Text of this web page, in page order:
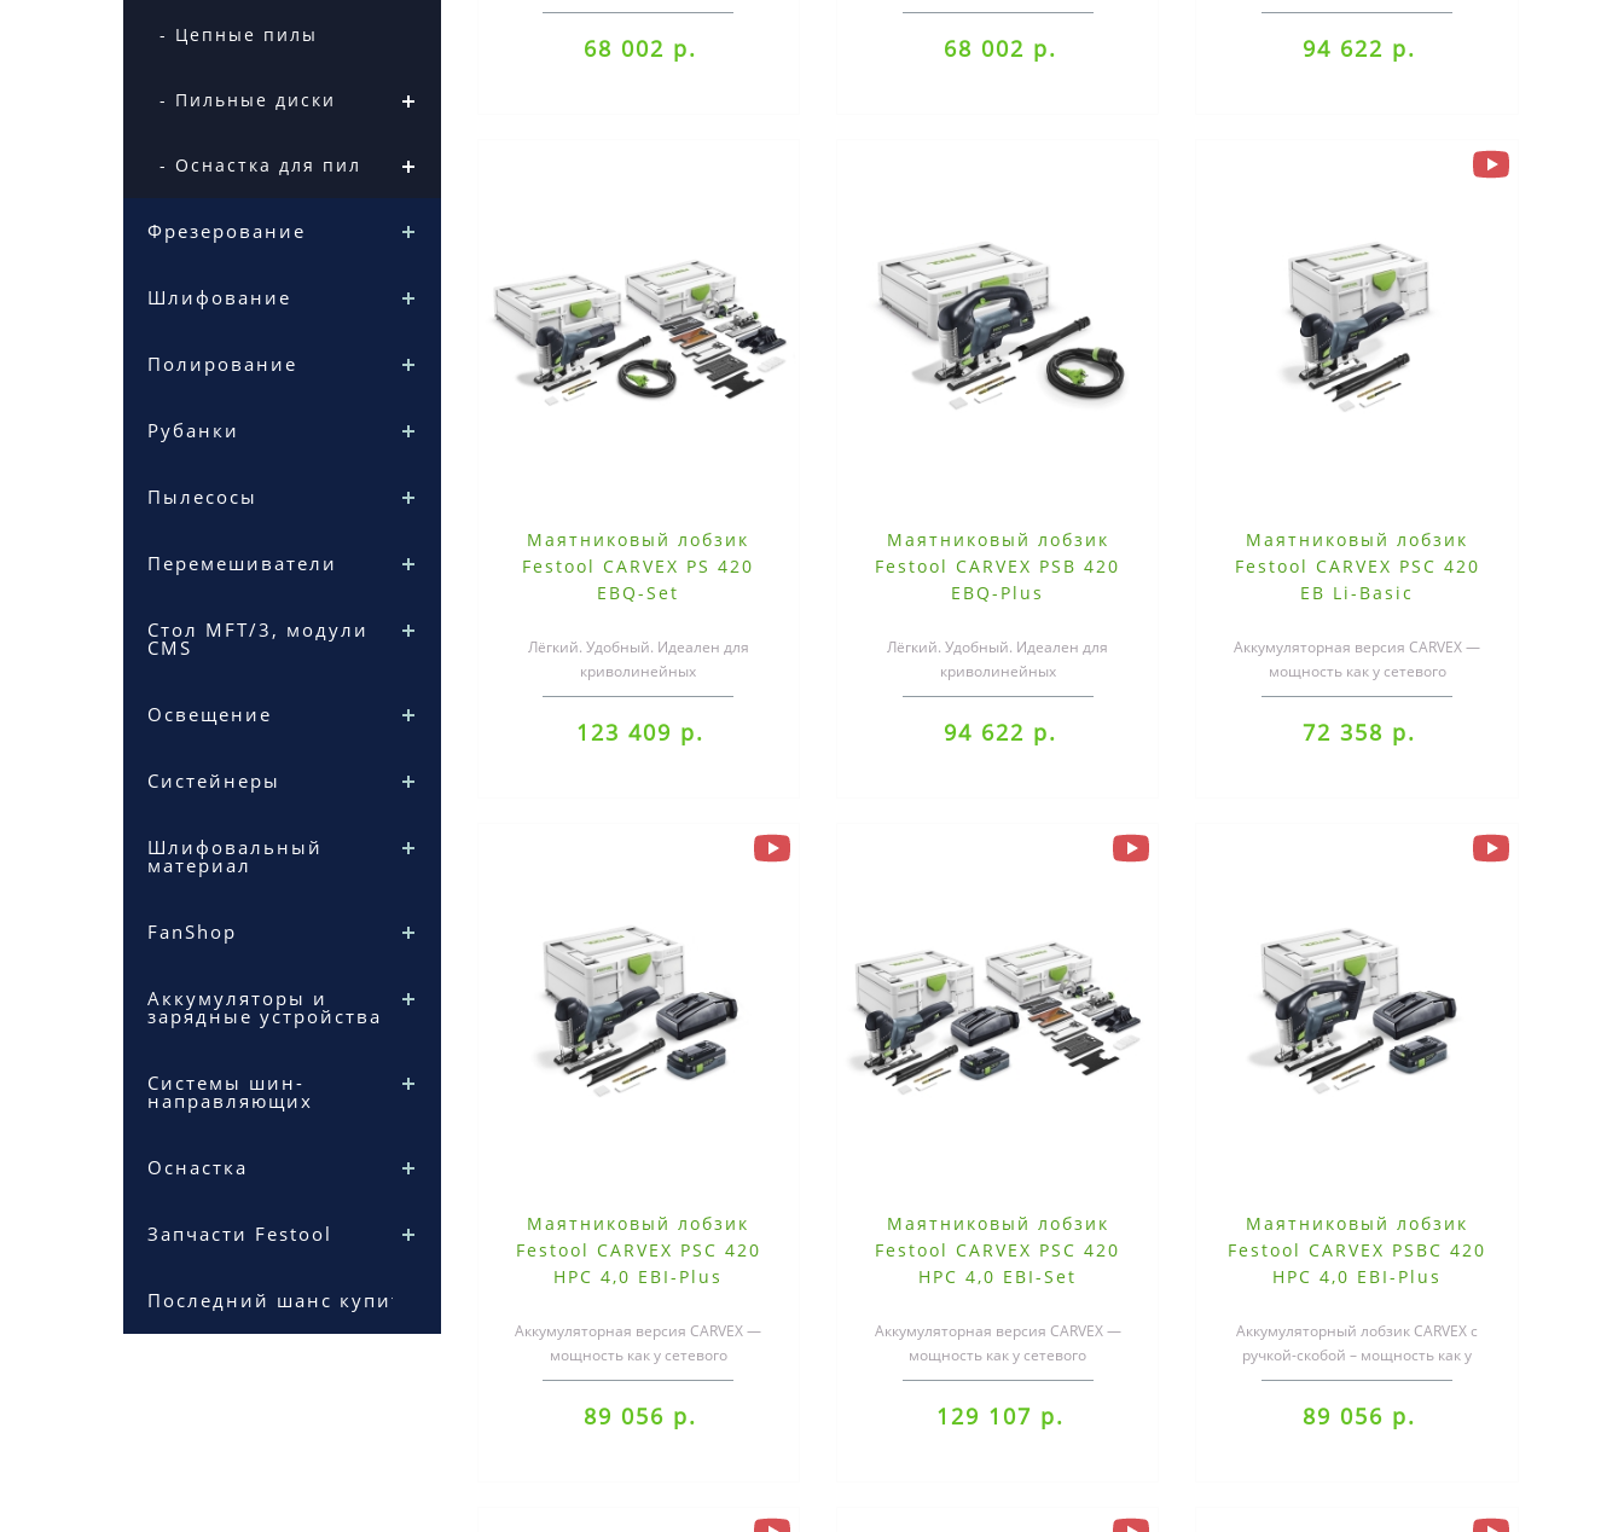
- Цепные пилы
- Пильные диски
- Оснастка для пил
Фрезерование
Шлифование
Полирование
Рубанки
Пылесосы
Перемешиватели
Стол MFT/3, модули
CMS
Освещение
Систейнеры
Шлифовальный
материал
FanShop
Аккумуляторы и
зарядные устройства
Системы шин-
направляющих
Оснастка
Запчасти Festool
Последний шанс купить
применения.Маятниковые лобзики
TRION — прочность, мощность..
68 002 р.
применения.Маятниковые лобзики
TRION — прочность, мощность..
68 002 р.
пропилов.Эргономичный, лёгкий и
удобный — с CARVEX комфор..
94 622 р.
Маятниковый лобзик
Festool CARVEX PS 420
EBQ-Set
Лёгкий. Удобный. Идеален для
криволинейных
пропилов.Эргономичный, лёгкий и
удобный — с CARVEX комфор..
123 409 р.
Маятниковый лобзик
Festool CARVEX PSB 420
EBQ-Plus
Лёгкий. Удобный. Идеален для
криволинейных
пропилов.Эргономичный, лёгкий и
удобный — с CARVEX комфор..
94 622 р.
Маятниковый лобзик
Festool CARVEX PSC 420
EB Li-Basic
Аккумуляторная версия CARVEX —
мощность как у сетевого
инструмента.С этими двумя
инструментами даже ..
72 358 р.
Маятниковый лобзик
Festool CARVEX PSC 420
HPC 4,0 EBI-Plus
Аккумуляторная версия CARVEX —
мощность как у сетевого
инструмента.С ним даже обработка
малых радиус..
89 056 р.
Маятниковый лобзик
Festool CARVEX PSC 420
HPC 4,0 EBI-Set
Аккумуляторная версия CARVEX —
мощность как у сетевого
инструмента.С ним даже обработка
малых радиус..
129 107 р.
Маятниковый лобзик
Festool CARVEX PSBC 420
HPC 4,0 EBI-Plus
Аккумуляторный лобзик CARVEX с
ручкой-скобой – мощность как у
сетевого инструмента.С ним даже
обрабо..
89 056 р.